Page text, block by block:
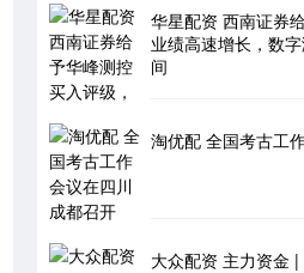
华星配资 西南证券
业绩高速增长，数
间
淘优配 全国考古工
大众配资 主力资金